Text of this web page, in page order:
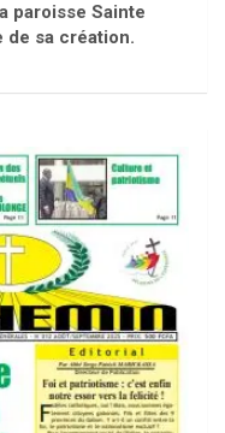
paroisse Sainte
de sa création.